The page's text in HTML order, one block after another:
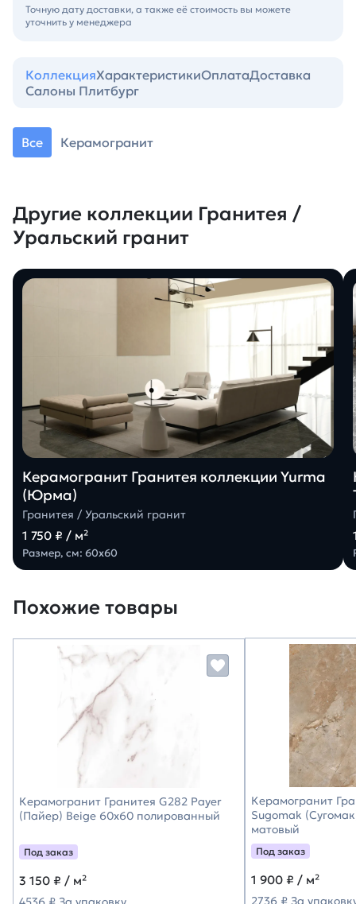
Точную дату доставки, а также её стоимость вы можете
уточнить у менеджера
КоллекцияХарактеристикиОплатаДоставка
Салоны Плитбург
Все Керамогранит
Другие коллекции Гранитея /
Уральский гранит
Керамогранит Гранитея коллекции Yurma
(Юрма)
Гранитея / Уральский гранит
1 750 ₽ / м²
Размер, см: 60х60
Похожие товары
Керамогранит Гранитея G282 Payer
(Пайер) Beige 60х60 полированный
Под заказ
3 150 ₽ / м²
Керамогранит
Sugomak
матовый
Под заказ
1 900 ₽ / м²
2736 ₽ За